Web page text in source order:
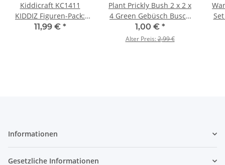
Kiddicraft KC1411
KIDDIZ Figuren-Pack:
Piraten Crew
11,99 € *
Plant Prickly Bush 2 x 2 x
4 Green Gebüsch Busch
grün 10 Stück Part Pack
1,00 € *
Alter Preis:2,99 €
Informationen
Gesetzliche Informationen